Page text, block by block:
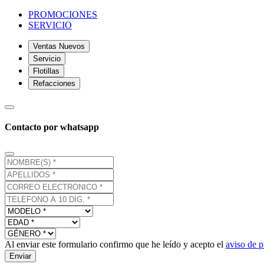
PROMOCIONES
SERVICIO
Ventas Nuevos
Servicio
Flotillas
Refacciones
Contacto por whatsapp
Al enviar este formulario confirmo que he leído y acepto el aviso de
Enviar